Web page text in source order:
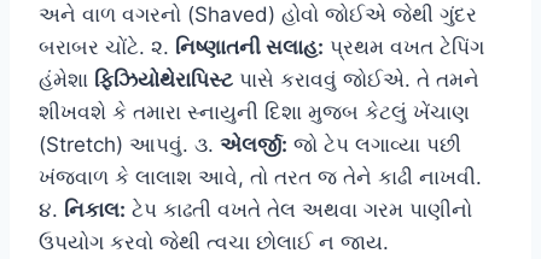
અને વાળ વગરનો (Shaved) હોવો જોઈએ જેથી ગુંદર
બરાબર ચોંટે. ૨. નિષ્ણાતની સલાહ: પ્રથમ વખત ટેપિંગ
હંમેશા ફિઝિયોથેરાપિસ્ટ પાસે કરાવવું જોઈએ. તે તમને
શીખવશે કે તમારા સ્નાયુની દિશા મુજબ કેટલું ખેંચાણ
(Stretch) આપવું. ૩. એલર્જી: જો ટેપ લગાવ્યા પછી
ખંજવાળ કે લાલાશ આવે, તો તરત જ તેને કાઢી નાખવી.
૪. નિકાલ: ટેપ કાઢતી વખતે તેલ અથવા ગરમ પાણીનો
ઉપયોગ કરવો જેથી ત્વચા છોલાઈ ન જાય.